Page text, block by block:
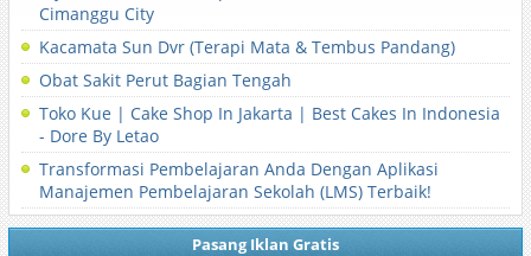
Cimanggu City
Kacamata Sun Dvr (Terapi Mata & Tembus Pandang)
Obat Sakit Perut Bagian Tengah
Toko Kue | Cake Shop In Jakarta | Best Cakes In Indonesia
- Dore By Letao
Transformasi Pembelajaran Anda Dengan Aplikasi
Manajemen Pembelajaran Sekolah (LMS) Terbaik!
Pasang Iklan Gratis